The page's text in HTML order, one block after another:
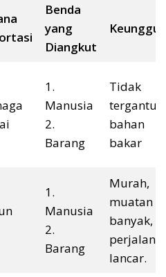
Benda
yang
Diangkut
1.
Manusia
2.
Barang
Tidak
bahan
bakar
1.
Manusia
2.
Barang
Murah,
muatan
banyak,
lancar.